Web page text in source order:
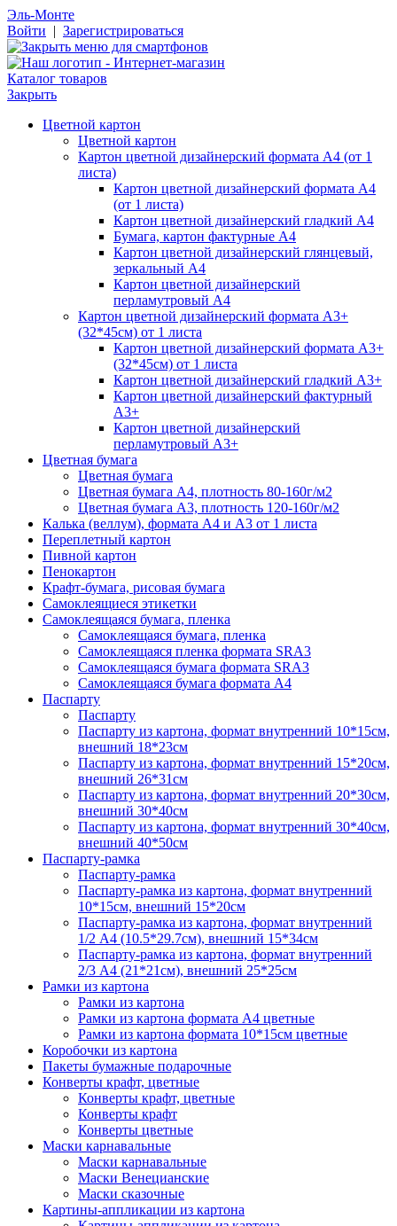
Эль-Монте
Войти | Зарегистрироваться
Каталог товаров
Закрыть
Цветной картон
Цветной картон
Картон цветной дизайнерский формата А4 (от 1
листа)
Картон цветной дизайнерский формата А4
(от 1 листа)
Картон цветной дизайнерский гладкий А4
Бумага, картон фактурные А4
Картон цветной дизайнерский глянцевый,
зеркальный А4
Картон цветной дизайнерский
перламутровый А4
Картон цветной дизайнерский формата А3+
(32*45см) от 1 листа
Картон цветной дизайнерский формата А3+
(32*45см) от 1 листа
Картон цветной дизайнерский гладкий А3+
Картон цветной дизайнерский фактурный
А3+
Картон цветной дизайнерский
перламутровый А3+
Цветная бумага
Цветная бумага
Цветная бумага А4, плотность 80-160г/м2
Цветная бумага А3, плотность 120-160г/м2
Калька (веллум), формата А4 и А3 от 1 листа
Переплетный картон
Пивной картон
Пенокартон
Крафт-бумага, рисовая бумага
Самоклеящиеся этикетки
Самоклеящаяся бумага, пленка
Самоклеящаяся бумага, пленка
Самоклеящаяся пленка формата SRА3
Самоклеящаяся бумага формата SRА3
Самоклеящаяся бумага формата А4
Паспарту
Паспарту
Паспарту из картона, формат внутренний 10*15см,
внешний 18*23см
Паспарту из картона, формат внутренний 15*20см,
внешний 26*31см
Паспарту из картона, формат внутренний 20*30см,
внешний 30*40см
Паспарту из картона, формат внутренний 30*40см,
внешний 40*50см
Паспарту-рамка
Паспарту-рамка
Паспарту-рамка из картона, формат внутренний
10*15см, внешний 15*20см
Паспарту-рамка из картона, формат внутренний
1/2 А4 (10.5*29.7см), внешний 15*34см
Паспарту-рамка из картона, формат внутренний
2/3 А4 (21*21см), внешний 25*25см
Рамки из картона
Рамки из картона
Рамки из картона формата А4 цветные
Рамки из картона формата 10*15см цветные
Коробочки из картона
Пакеты бумажные подарочные
Конверты крафт, цветные
Конверты крафт, цветные
Конверты крафт
Конверты цветные
Маски карнавальные
Маски карнавальные
Маски Венецианские
Маски сказочные
Картины-аппликации из картона